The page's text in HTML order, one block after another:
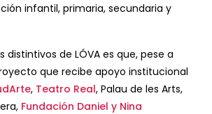
infantil, primaria, secundaria y
distintivos de LÓVA es que, pese a
que recibe apoyo institucional
, Teatro Real, Palau de les Arts,
Fundación Daniel y Nina